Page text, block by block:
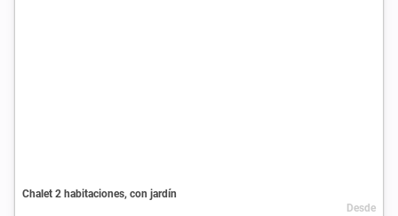
Chalet 2 habitaciones, con jardín
Desde